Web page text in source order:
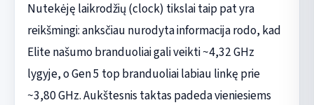
Nutekėję laikrodžių (clock) tikslai taip pat yra
reikšmingi: anksčiau nurodyta informacija rodo, kad
Elite našumo branduoliai gali veikti ~4,32 GHz
lygyje, o Gen 5 top branduoliai labiau linkę prie
~3,80 GHz. Aukštesnis taktas padeda vieniesiems